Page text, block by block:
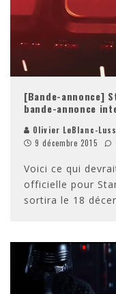
[Bande-annonce]
bande-annonce
Olivier LeBlanc-
9 décembre 2015
Voici ce qui
officielle pour
sortira le 18